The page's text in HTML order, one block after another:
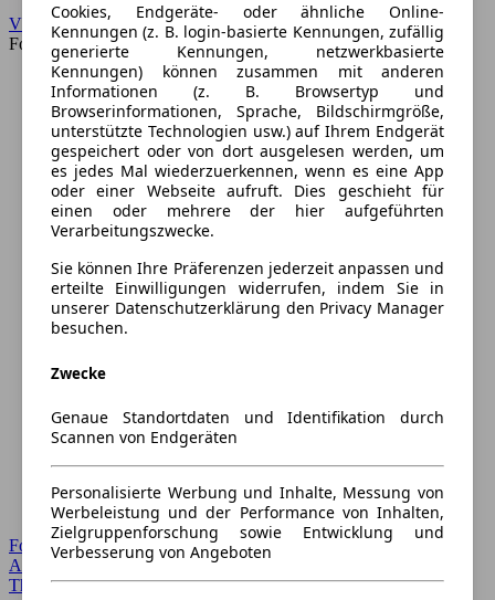
VW
Forum
Forum Startseite
Alle Auto-Foren
Themen-Forum
Cookies, Endgeräte- oder ähnliche Online-
Kennungen (z. B. login-basierte Kennungen, zufällig
generierte Kennungen, netzwerkbasierte
Kennungen) können zusammen mit anderen
Informationen (z. B. Browsertyp und
Browserinformationen, Sprache, Bildschirmgröße,
unterstützte Technologien usw.) auf Ihrem Endgerät
gespeichert oder von dort ausgelesen werden, um
es jedes Mal wiederzuerkennen, wenn es eine App
oder einer Webseite aufruft. Dies geschieht für
einen oder mehrere der hier aufgeführten
Verarbeitungszwecke.
Sie können Ihre Präferenzen jederzeit anpassen und
erteilte Einwilligungen widerrufen, indem Sie in
unserer Datenschutzerklärung den Privacy Manager
besuchen.
Zwecke
Genaue Standortdaten und Identifikation durch
Scannen von Endgeräten
Personalisierte Werbung und Inhalte, Messung von
Werbeleistung und der Performance von Inhalten,
Zielgruppenforschung sowie Entwicklung und
Verbesserung von Angeboten